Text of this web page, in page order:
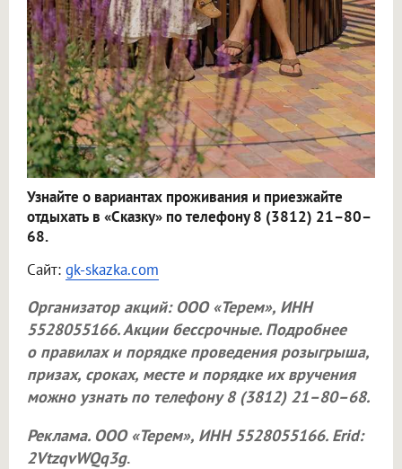
Узнайте о вариантах проживания и приезжайте
отдыхать в «Сказку» по телефону 8 (3812) 21–80–
68.
Сайт: gk-skazka.com
Организатор акций: ООО «Терем», ИНН
5528055166. Акции бессрочные. Подробнее
о правилах и порядке проведения розыгрыша,
призах, сроках, месте и порядке их вручения
можно узнать по телефону 8 (3812) 21–80–68.
Реклама. ООО «Терем», ИНН 5528055166. Erid:
2VtzqvWQq3g.